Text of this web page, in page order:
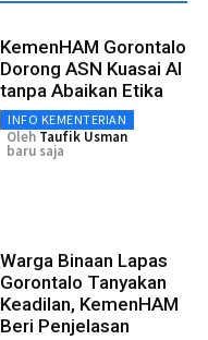
KemenHAM Gorontalo
Dorong ASN Kuasai AI
tanpa Abaikan Etika
INFO KEMENTERIAN
Oleh Taufik Usman
baru saja
Warga Binaan Lapas
Gorontalo Tanyakan
Keadilan, KemenHAM
Beri Penjelasan